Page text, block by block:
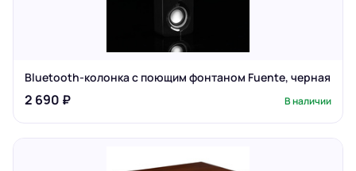
Bluetooth-колонка с поющим фонтаном Fuente, черная
2 690 ₽ В наличии